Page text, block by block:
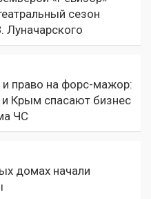
сезон
Луначарского
право на форс-мажор:
и Крым спасают бизнес
ЧС
домах начали